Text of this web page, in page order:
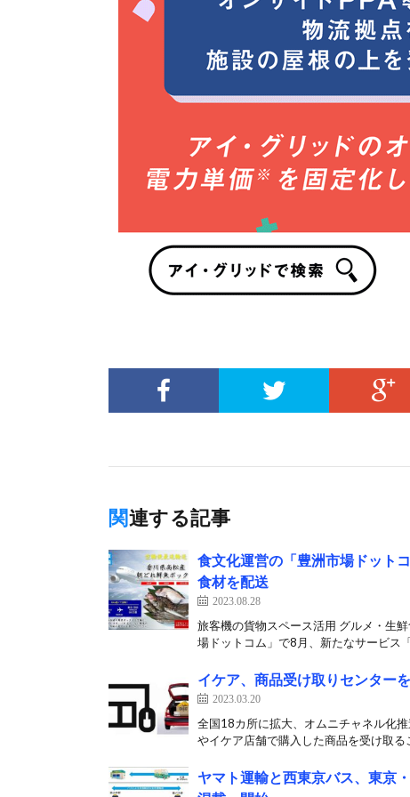
関連する記事
食文化運営の「豊洲市場ドット
食材を配送
2023.08.28
旅客機の貨物スペース活用 グルメ・生
場ドットコム」で8月、新たなサービス
イケア、商品受け取りセンター
2023.03.20
全国18カ所に拡大、オムニチャネル化
やイケア店舗で購入した商品を受け取る
ヤマト運輸と西東京バス、東京